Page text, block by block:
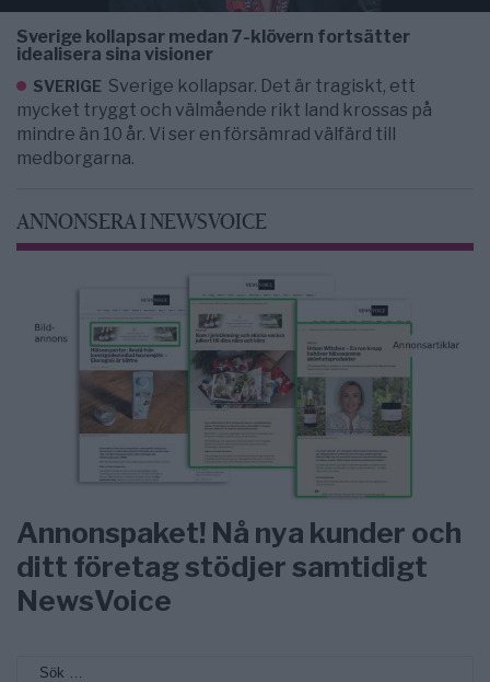
Sverige kollapsar medan 7-klövern fortsätter
idealisera sina visioner
SVERIGE Sverige kollapsar. Det är tragiskt, ett
mycket tryggt och välmående rikt land krossas på
mindre än 10 år. Vi ser en försämrad välfärd till
medborgarna.
ANNONSERA I NEWSVOICE
Annonspaket! Nå nya kunder och
ditt företag stödjer samtidigt
NewsVoice